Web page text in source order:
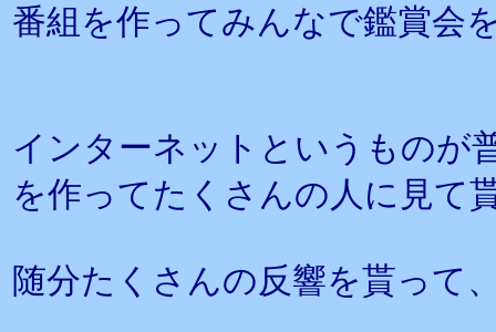
番組を作ってみんなで鑑賞会
インターネットというものが
を作ってたくさんの人に見て
随分たくさんの反響を貰って